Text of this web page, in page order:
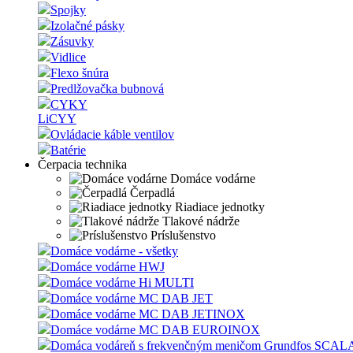
Spojky
Izolačné pásky
Zásuvky
Vidlice
Flexo šnúra
Predlžovačka bubnová
CYKY
LiCYY
Ovládacie káble ventilov
Batérie
Čerpacia technika
Domáce vodárne
Čerpadlá
Riadiace jednotky
Tlakové nádrže
Príslušenstvo
Domáce vodárne - všetky
Domáce vodárne HWJ
Domáce vodárne Hi MULTI
Domáce vodárne MC DAB JET
Domáce vodárne MC DAB JETINOX
Domáce vodárne MC DAB EUROINOX
Domáca vodáreň s frekvenčným meničom Grundfos